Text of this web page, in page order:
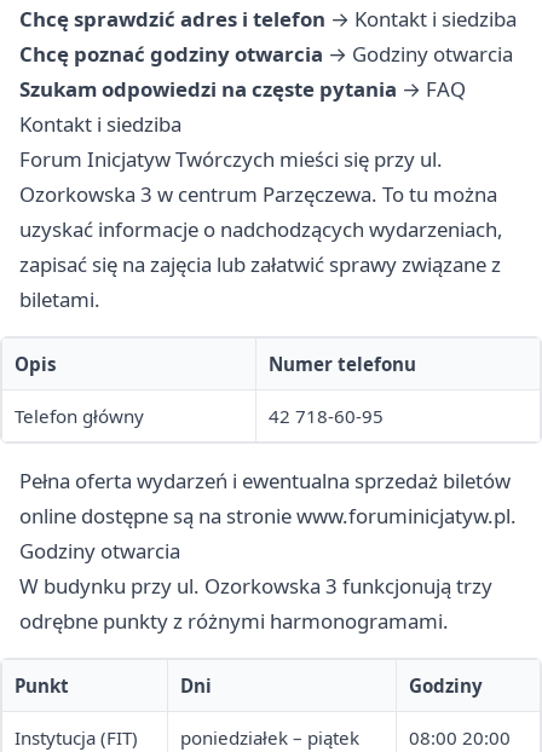
Chcę sprawdzić adres i telefon → Kontakt i siedziba
Chcę poznać godziny otwarcia → Godziny otwarcia
Szukam odpowiedzi na częste pytania → FAQ
Kontakt i siedziba
Forum Inicjatyw Twórczych mieści się przy ul.
Ozorkowska 3 w centrum Parzęczewa. To tu można
uzyskać informacje o nadchodzących wydarzeniach,
zapisać się na zajęcia lub załatwić sprawy związane z
biletami.
Opis Numer telefonu
Telefon główny 42 718-60-95
Pełna oferta wydarzeń i ewentualna sprzedaż biletów
online dostępne są na stroniewww.foruminicjatyw.pl.
Godziny otwarcia
W budynku przy ul. Ozorkowska 3 funkcjonują trzy
odrębne punkty z różnymi harmonogramami.
Punkt Dni Godziny
Instytucja (FIT) poniedziałek – piątek 08:00 20:00